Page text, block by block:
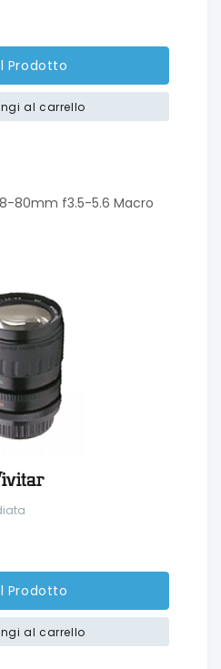
Prodotto
al carrello
80mm f3.5-5.6 Macro
Prodotto
al carrello